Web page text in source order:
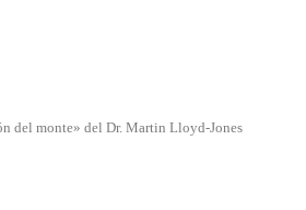
del monte» del Dr. Martin Lloyd-Jones